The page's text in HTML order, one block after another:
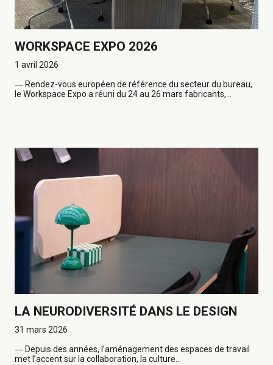
WORKSPACE EXPO 2026
1 avril 2026
― Rendez-vous européen de référence du secteur du bureau,
le Workspace Expo a réuni du 24 au 26 mars fabricants,...
LA NEURODIVERSITÉ DANS LE DESIGN
31 mars 2026
― Depuis des années, l’aménagement des espaces de travail
met l’accent sur la collaboration, la culture...